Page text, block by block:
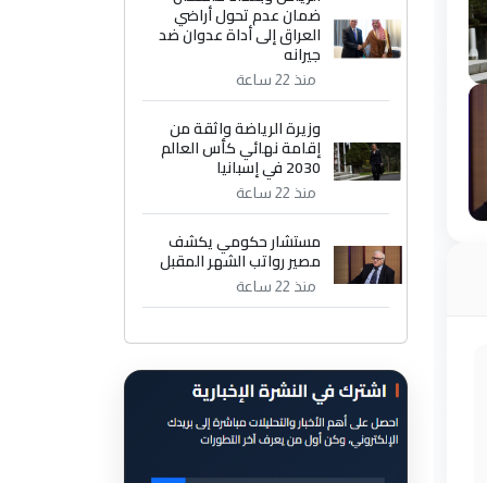
ضمان عدم تحول أراضي
العراق إلى أداة عدوان ضد
جيرانه
منذ 22 ساعة
وزيرة الرياضة واثقة من
إقامة نهائي كأس العالم
2030 في إسبانيا
منذ 22 ساعة
مستشار حكومي يكشف
مصير رواتب الشهر المقبل
منذ 22 ساعة